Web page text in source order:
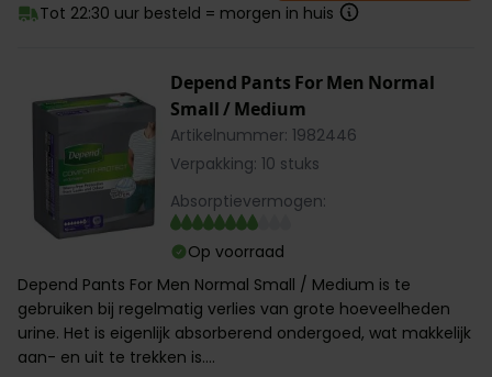
Tot 22:30 uur besteld = morgen in huis
Depend Pants For Men Normal
Small / Medium
Artikelnummer: 1982446
Verpakking: 10 stuks
Absorptievermogen:
Op voorraad
Depend Pants For Men Normal Small / Medium is te
gebruiken bij regelmatig verlies van grote hoeveelheden
urine. Het is eigenlijk absorberend ondergoed, wat makkelijk
aan- en uit te trekken is....